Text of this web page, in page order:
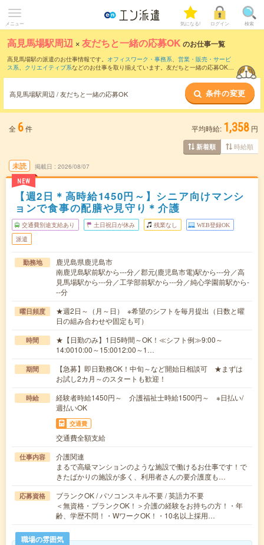
メニュー 気になる! ログイン 検索
高見馬場駅周辺 ×友だちと一緒の応募OK のお仕事一覧
高見馬場駅の派遣のお仕事情報です。 オフィスワーク・事務系、 営業・販売・サービ
ス系、 クリエイティブ系などのお仕事を取り揃えています。友だちと一緒の応募OKの
高見馬場駅周辺 / 友だちと一緒の応募OK 条件の変更
全 6件 平均時給: 1,358 円
新着順 時給順
未読
NEW
掲載日 2026/08/07
【週2日＊高時給1450円～】シニア向けマンシ
ョンで食事の配膳や見守り＊介護
交通費別途支給あり 土日祝日が休み 残業なし WEB登録OK
派遣
勤務地
鹿児島県鹿児島市
南鹿児島駅前駅から---分／郡元(鹿児島市電)駅から---分／高
見馬場駅から---分／工学部前駅から---分／純心学園前駅から-
--分
曜日頻度
★週2日～（月～日） ※希望のシフトを毎月提出（日数と曜
日の組み合わせや固定も可）
時間
★【日勤のみ】1日5時間～OK！≪シフト例≫9:00～
14:0010:00～15:0012:00～1…
期間
【急募】即日勤務OK！中旬～など開始日相談可 ★まずは
お試し2カ月～のスタートも歓迎！
時給
経験者時給1450円～ 介護福祉士時給1500円～ ※日払い/
週払いOK
交通費
交通費全額支給
仕事内容
介護関連
まるで高級マンションのような施設で働けるお仕事です！で
きたばかりの施設が多く、利用者さんの要介護度も…
応募資格
ブランクOK / パソコンスキル不要 / 英語力不要
＜無資格・ブランクOK！＞介護の経験をお持ちの方！・年
齢、学歴不問！・WワークOK！・10名以上採用…
職場の雰囲気